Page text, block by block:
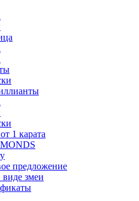
1 карата
предложение
змеи